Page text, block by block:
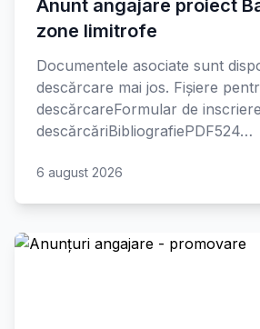
Anunt angajare proiect
zone limitrofe
Documentele asociate sunt
descărcare mai jos. Fișiere
descărcareFormular de
descărcăriBibliografiePDF524…
6 august 2026